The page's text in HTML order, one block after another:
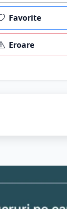
Favorite
Eroare